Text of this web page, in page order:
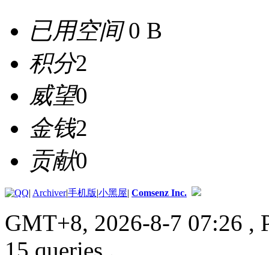
已用空间0 B
积分2
威望0
金钱2
贡献0
| Archiver|手机版|小黑屋| Comsenz Inc.
GMT+8, 2026-8-7 07:26 ,